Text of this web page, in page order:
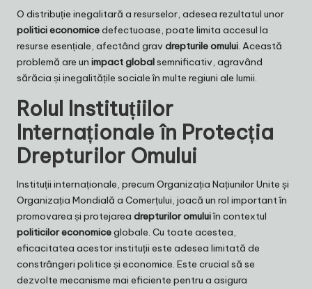
O distribuție inegalitară a resurselor, adesea rezultatul unor
politici economicedefectuoase, poate limita accesul la
resurse esențiale, afectând gravdrepturile omului. Această
problemă are un impact globalsemnificativ, agravând
sărăcia și inegalitățile sociale în multe regiuni ale lumii.
Rolul Instituțiilor
Internaționale în Protecția
Drepturilor Omului
Instituții internaționale, precum Organizația Națiunilor Unite și
Organizația Mondială a Comerțului, joacă un rol important în
promovarea și protejarea drepturilor omuluiîn contextul
politicilor economiceglobale. Cu toate acestea,
eficacitatea acestor instituții este adesea limitată de
constrângeri politice și economice. Este crucial să se
dezvolte mecanisme mai eficiente pentru a asigura